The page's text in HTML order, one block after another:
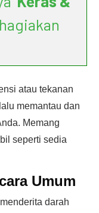
atau tekanan
memantau dan
Memang
seperti sedia
Umum
darah